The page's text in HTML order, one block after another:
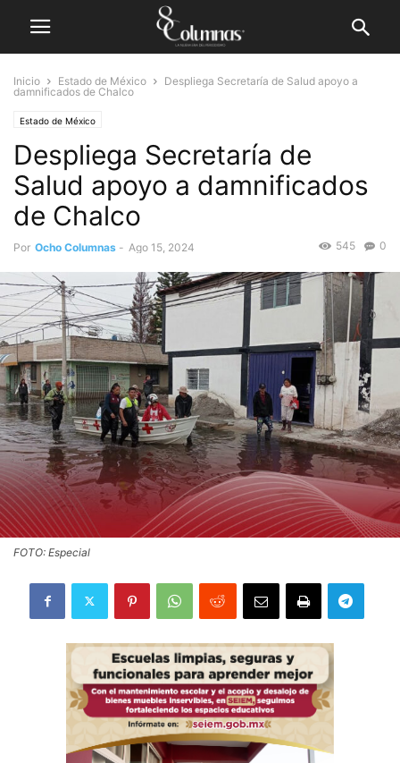
Inicio Estado de México
Despliega Secretaría de Salud apoyo a
damnificados de Chalco
Estado de México
Despliega Secretaría de
Salud apoyo a damnificados
de Chalco
Por Ocho Columnas - Ago 15, 2024 0
545
FOTO: Especial